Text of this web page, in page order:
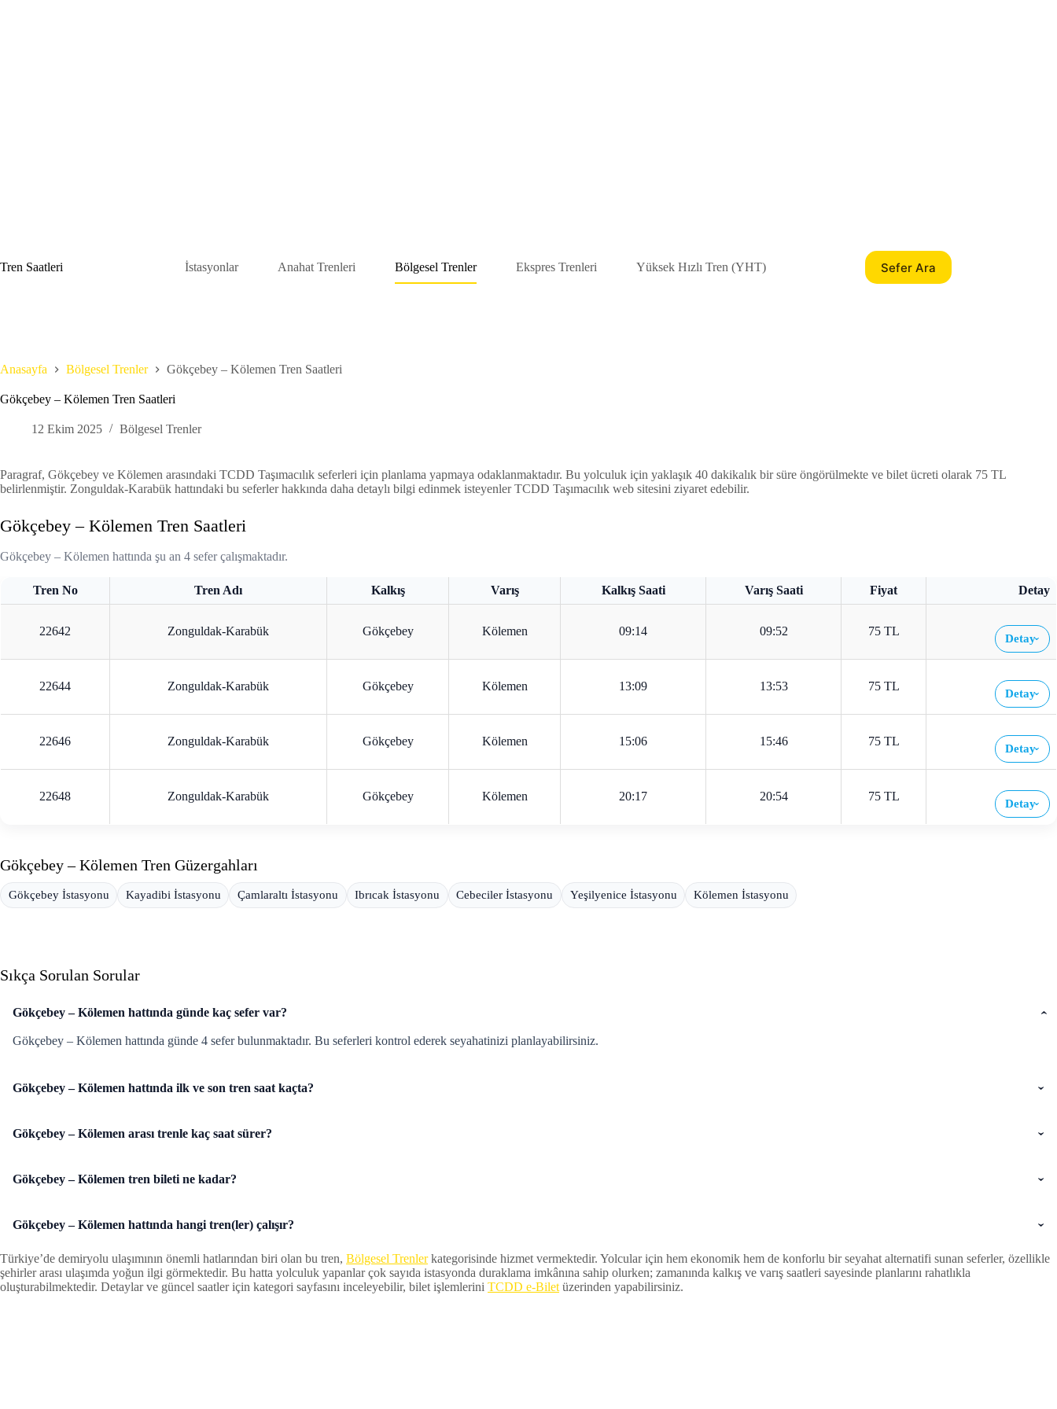
Tren Saatleri
İstasyonlar Anahat Trenleri Bölgesel Trenler Ekspres Trenleri Yüksek Hızlı Tren (YHT) Sefer Ara
Anasayfa Bölgesel Trenler Gökçebey – Kölemen Tren Saatleri
Gökçebey – Kölemen Tren Saatleri
12 Ekim 2025 Bölgesel Trenler
Paragraf, Gökçebey ve Kölemen arasındaki TCDD Taşımacılık seferleri için planlama yapmaya odaklanmaktadır. Bu yolculuk için yaklaşık 40 dakikalık bir süre öngörülmekte ve bilet ücreti olarak 75 TL
belirlenmiştir. Zonguldak-Karabük hattındaki bu seferler hakkında daha detaylı bilgi edinmek isteyenler TCDD Taşımacılık web sitesini ziyaret edebilir.
Gökçebey – Kölemen Tren Saatleri
Gökçebey – Kölemen hattında şu an 4 sefer çalışmaktadır.
Tren No Tren Adı Kalkış Varış Kalkış Saati Varış Saati Fiyat Detay
22642 Zonguldak-Karabük Gökçebey Kölemen 09:14 09:52 75 TL
Detay›
22644 Zonguldak-Karabük Gökçebey Kölemen 13:09 13:53 75 TL
Detay›
22646 Zonguldak-Karabük Gökçebey Kölemen 15:06 15:46 75 TL
Detay›
22648 Zonguldak-Karabük Gökçebey Kölemen 20:17 20:54 75 TL
Detay›
Gökçebey – Kölemen Tren Güzergahları
Gökçebey İstasyonu Kayadibi İstasyonu Çamlaraltı İstasyonu Ibrıcak İstasyonu Cebeciler İstasyonu Yeşilyenice İstasyonu Kölemen İstasyonu
Sıkça Sorulan Sorular
Gökçebey – Kölemen hattında günde kaç sefer var?
Gökçebey – Kölemen hattında günde 4 sefer bulunmaktadır. Bu seferleri kontrol ederek seyahatinizi planlayabilirsiniz.
Gökçebey – Kölemen hattında ilk ve son tren saat kaçta?
Gökçebey – Kölemen arası trenle kaç saat sürer?
Gökçebey – Kölemen tren bileti ne kadar?
Gökçebey – Kölemen hattında hangi tren(ler) çalışır?
Türkiye’de demiryolu ulaşımının önemli hatlarından biri olan bu tren, Bölgesel Trenlerkategorisinde hizmet vermektedir. Yolcular için hem ekonomik hem de konforlu bir seyahat alternatifi sunan seferler, özellikle
şehirler arası ulaşımda yoğun ilgi görmektedir. Bu hatta yolculuk yapanlar çok sayıda istasyonda duraklama imkânına sahip olurken; zamanında kalkış ve varış saatleri sayesinde planlarını rahatlıkla
oluşturabilmektedir. Detaylar ve güncel saatler için kategori sayfasını inceleyebilir, bilet işlemlerini TCDD e-Bilet üzerinden yapabilirsiniz.